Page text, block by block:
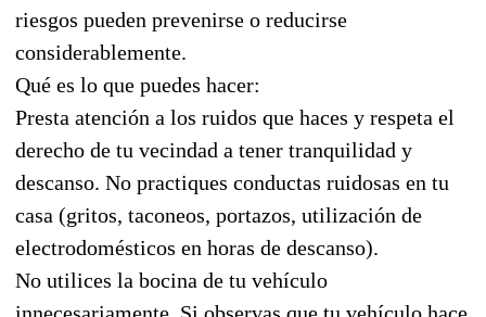
riesgos pueden prevenirse o reducirse
considerablemente.
Qué es lo que puedes hacer:
Presta atención a los ruidos que haces y respeta el
derecho de tu vecindad a tener tranquilidad y
descanso. No practiques conductas ruidosas en tu
casa (gritos, taconeos, portazos, utilización de
electrodomésticos en horas de descanso).
No utilices la bocina de tu vehículo